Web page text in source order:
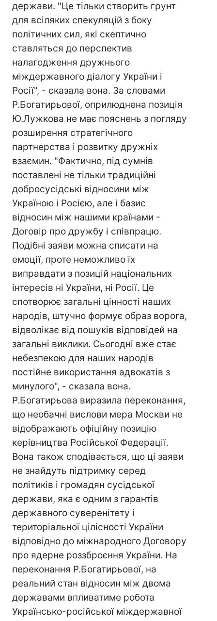
держави. "Це тільки створить грунт
для всіляких спекуляцій з боку
політичних сил, які скептично
ставляться до перспектив
налагодження дружнього
міждержавного діалогу України і
Росії", - сказала вона. За словами
Р.Богатирьової, оприлюднена позиція
Ю.Лужкова не має пояснень з погляду
розширення стратегічного
партнерства і розвитку дружніх
взаємин. "Фактично, під сумнів
поставлені не тільки традиційні
добросусідські відносини між
Україною і Росією, але і базис
відносин між нашими країнами -
Договір про дружбу і співпрацю.
Подібні заяви можна списати на
емоції, проте неможливо їх
виправдати з позицій національних
інтересів ні України, ні Росії. Це
спотворює загальні цінності наших
народів, штучно формує образ ворога,
відволікає від пошуків відповідей на
загальні виклики. Сьогодні вже стає
небезпекою для наших народів
постійне використання адвокатів з
минулого", - сказала вона.
Р.Богатирьова виразила переконання,
що необачні вислови мера Москви не
відображають офіційну позицію
керівництва Російської Федерації.
Вона також сподівається, що ці заяви
не знайдуть підтримку серед
політиків і громадян сусідської
держави, яка є одним з гарантів
державного суверенітету і
територіальної цілісності України
відповідно до міжнародного Договору
про ядерне роззброєння України. На
переконання Р.Богатирьової, на
реальний стан відносин між двома
державами впливатиме робота
Українсько-російської міждержавної